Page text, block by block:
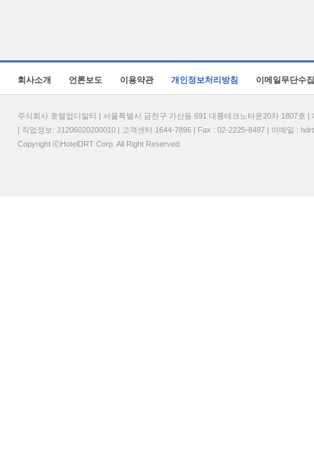
회사소개 언론보도 이용약관 개인정보처리방침 이메일무단수
주식회사 호텔업디알티 | 서울특별시 금천구 가산동 691 대륭테크노타운20차 1807
| 직업정보: J1206020200010 | 고객센터 1644-7896 | Fax : 02-2225-8487 | 이메일 :
Copyright ⓒHotelDRT Corp. All Right Reserved.